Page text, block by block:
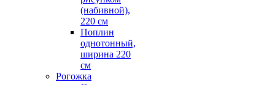
(набивной),
220 см
Поплин
однотонный,
ширина 220
см
Рогожка